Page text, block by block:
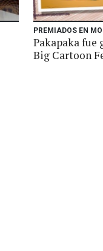
PREMIADOS EN
Pakapaka fue
Big Cartoon